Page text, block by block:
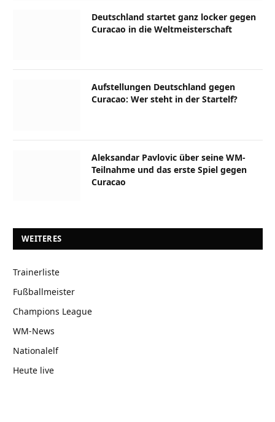
Deutschland startet ganz locker gegen
Curacao in die Weltmeisterschaft
Aufstellungen Deutschland gegen
Curacao: Wer steht in der Startelf?
Aleksandar Pavlovic über seine WM-
Teilnahme und das erste Spiel gegen
Curacao
WEITERES
Trainerliste
Fußballmeister
Champions League
WM-News
Nationalelf
Heute live